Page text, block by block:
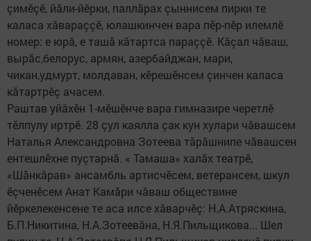
çимӗçӗ, йăли-йӗрки, паллăрах çыннисем пирки те
каласа хăвараççӗ, юлашкинчен вара пӗр-пӗр илемлӗ
номер: е юрă, е ташă кăтартса параççӗ. Кăçал чăваш,
вырăс,белорус, армян, азербайджан, мари,
чикан,удмурт, молдаван, кӗрешӗнсем çинчен каласа
кăтартрӗç ачасем.
Раштав уйăхӗн 1-мӗшӗнче вара гимназире черетлӗ
тӗлпулу иртрӗ. 28 çул каялла çак кун хулари чăвашсем
Наталья Александровна Зотеева тăрăшнипе чăвашсен
ентешлӗхне пуçтарнă. « Тамаша» халăх театрӗ,
«Шăнкăрав» ансамбль артисчӗсем, ветерансем, шкул
ӗçченӗсем Анат Камăри чăваш обществине
йӗркелекенсене те аса илсе хăварчӗç: Н.А.Атряскина,
Б.П.Никитина, Н.А.Зотеевăна, Н.Я.Пильщикова... Шел